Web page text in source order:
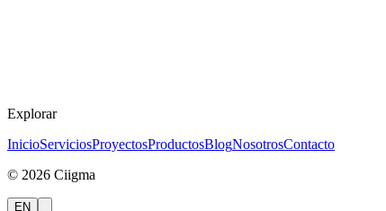
Explorar
InicioServiciosProyectosProductosBlogNosotrosContacto
© 2026 Ciigma
EN